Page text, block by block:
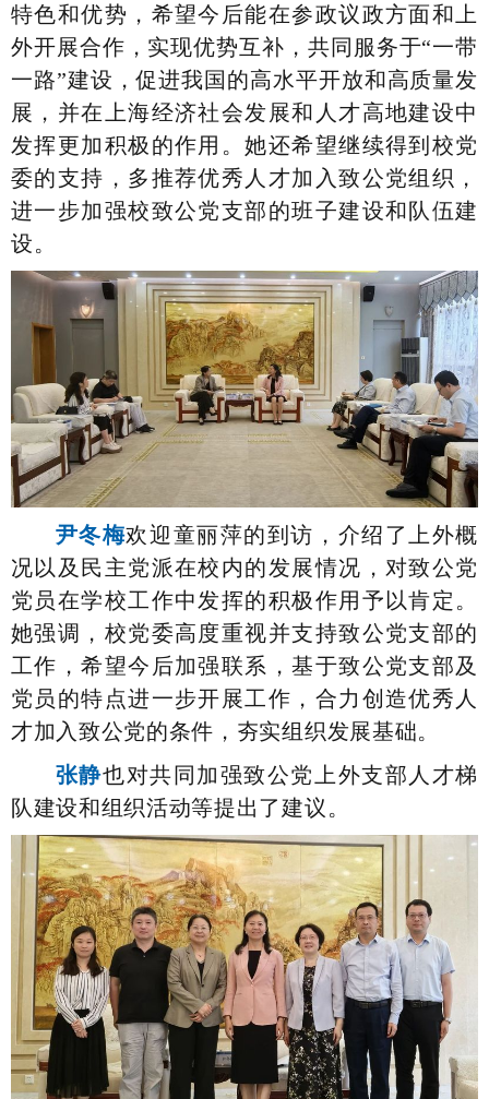
特色和优势，希望今后能在参政议政方面和上
外开展合作，实现优势互补，共同服务于“一带
一路”建设，促进我国的高水平开放和高质量发
展，并在上海经济社会发展和人才高地建设中
发挥更加积极的作用。她还希望继续得到校党
委的支持，多推荐优秀人才加入致公党组织，
进一步加强校致公党支部的班子建设和队伍建
设。
尹冬梅欢迎童丽萍的到访，介绍了上外概
况以及民主党派在校内的发展情况，对致公党
党员在学校工作中发挥的积极作用予以肯定。
她强调，校党委高度重视并支持致公党支部的
工作，希望今后加强联系，基于致公党支部及
党员的特点进一步开展工作，合力创造优秀人
才加入致公党的条件，夯实组织发展基础。
张静也对共同加强致公党上外支部人才梯
队建设和组织活动等提出了建议。